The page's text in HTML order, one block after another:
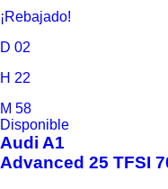
¡Rebajado!
D 02
H 22
M 58
Disponible
Audi A1
Advanced 25 TFSI